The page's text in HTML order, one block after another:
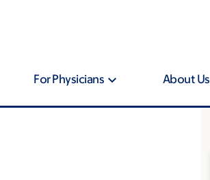
For Physicians About Us